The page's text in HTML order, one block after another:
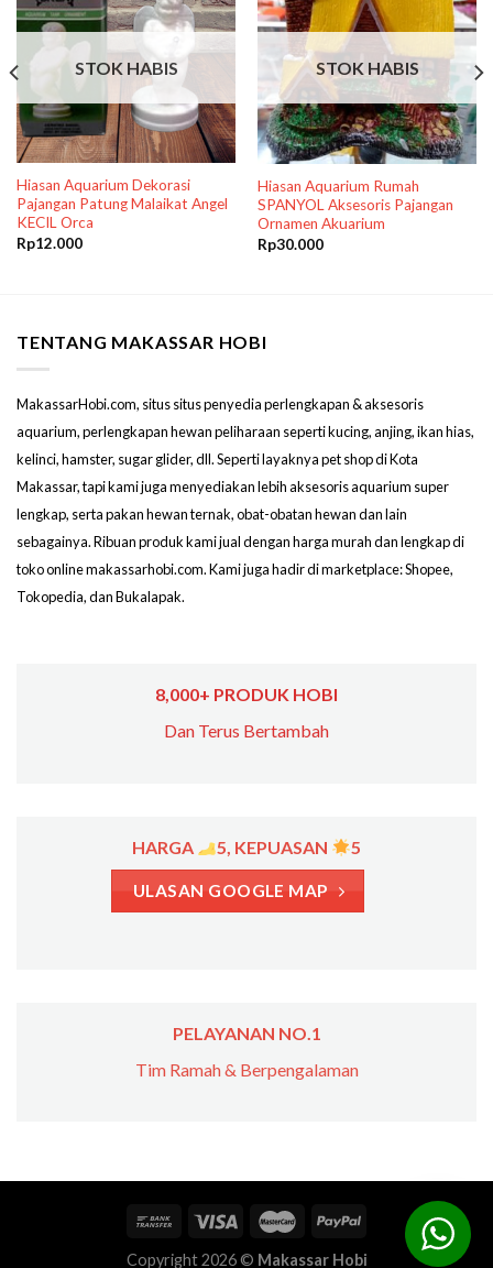
STOK HABIS
Hiasan Aquarium Dekorasi
Pajangan Patung Malaikat Angel
KECIL Orca
Rp12.000
STOK HABIS
Hiasan Aquarium Rumah
SPANYOL Aksesoris Pajangan
Ornamen Akuarium
Rp30.000
TENTANG MAKASSAR HOBI
MakassarHobi.com, situs situs penyedia perlengkapan & aksesoris
aquarium, perlengkapan hewan peliharaan seperti kucing, anjing, ikan hias,
kelinci, hamster, sugar glider, dll. Seperti layaknya pet shop di Kota
Makassar, tapi kami juga menyediakan lebih aksesoris aquarium super
lengkap, serta pakan hewan ternak, obat-obatan hewan dan lain
sebagainya. Ribuan produk kami jual dengan harga murah dan lengkap di
toko online makassarhobi.com. Kami juga hadir di marketplace: Shopee,
Tokopedia, dan Bukalapak.
8,000+ PRODUK HOBI
Dan Terus Bertambah
HARGA 5, KEPUASAN 5
ULASAN GOOGLE MAP
PELAYANAN NO.1
Tim Ramah & Berpengalaman
Copyright 2026 © Makassar Hobi